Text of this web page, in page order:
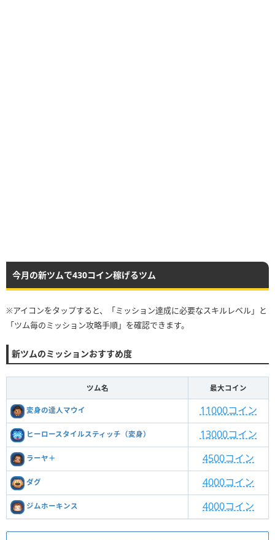
今月の新ツムで430コイン稼げるツム
※アイコンをタップすると、「ミッション達成に必要なスキルレベル」と
「ツム毎のミッション攻略手順」を確認できます。
新ツムのミッションおすすめ度
ツム名 最大コイン
変身の達人マウイ 11000コイン
ヒーロースタイルスティッチ（変身） 13000コイン
ラーヤ＋ 4500コイン
ダグ 4000コイン
ジムホーキンス 4000コイン